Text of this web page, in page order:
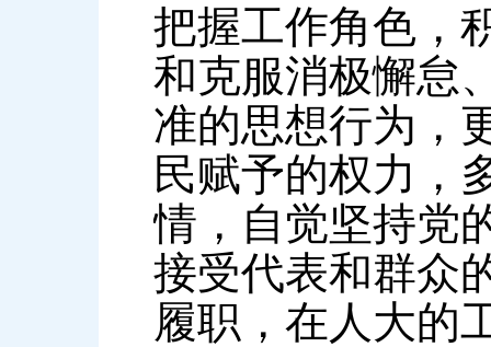
把握工作角色，
和克服消极懈怠
准的思想行为，
民赋予的权力，
情，自觉坚持党
接受代表和群众
履职，在人大的